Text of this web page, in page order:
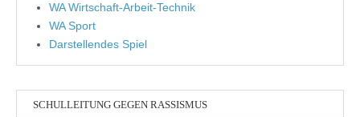
WA Wirtschaft-Arbeit-Technik
WA Sport
Darstellendes Spiel
SCHULLEITUNG GEGEN RASSISMUS